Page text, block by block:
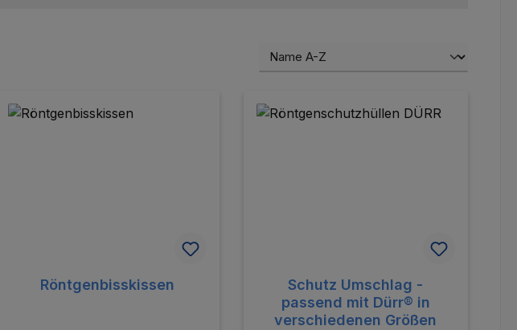
Röntgenbisskissen
Schutz Umschlag -
passend mit Dürr® in
verschiedenen Größen